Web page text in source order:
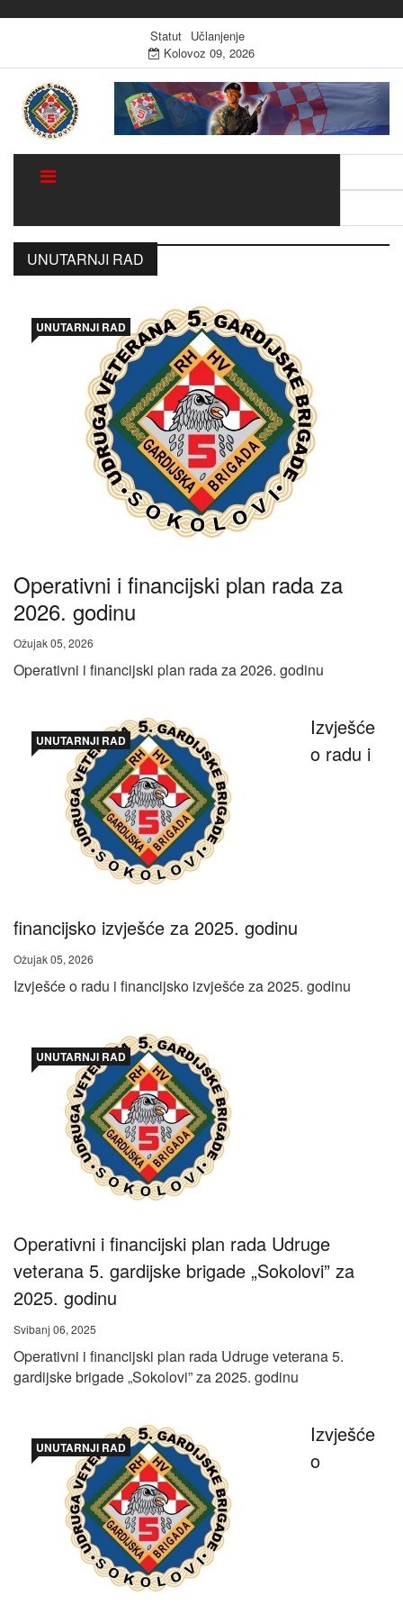
Statut
Učlanjenje
Kolovoz 09, 2026
UNUTARNJI RAD
UNUTARNJI RAD
Operativni i financijski plan rada za
2026. godinu
Ožujak 05, 2026
Operativni i financijski plan rada za 2026. godinu
UNUTARNJI RAD
Izvješće
o radu i
financijsko izvješće za 2025. godinu
Ožujak 05, 2026
Izvješće o radu i financijsko izvješće za 2025. godinu
UNUTARNJI RAD
Operativni i financijski plan rada Udruge
veterana 5. gardijske brigade „Sokolovi” za
2025. godinu
Svibanj 06, 2025
Operativni i financijski plan rada Udruge veterana 5.
gardijske brigade „Sokolovi” za 2025. godinu
UNUTARNJI RAD
Izvješće
o